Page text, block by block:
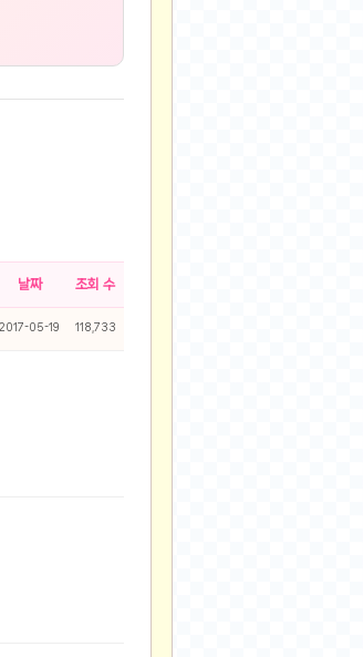
날짜 조회 수
2017-05-19 118,733